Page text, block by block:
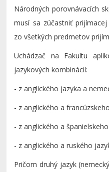
Národných porovnávacích
musí sa zúčastniť
zo všetkých predmetov
Uchádzač na Fakultu
jazykových kombinácií:
- z anglického jazyka a
- z anglického a
- z anglického a
- z anglického a ruského
Pričom druhý jazyk